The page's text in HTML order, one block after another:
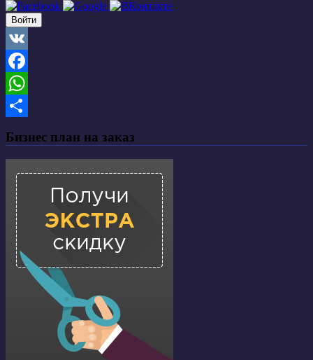
VK
Facebook
WhatsApp
Бизнес план на заказ